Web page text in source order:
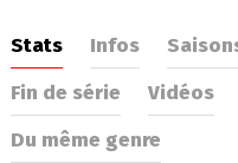
Stats Infos
Fin de série
Vidéos
Du même genre